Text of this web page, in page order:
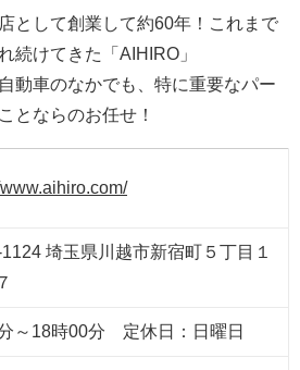
として創業して約60年！これまで
続けてきた「AIHIRO」
動車のなかでも、特に重要なパー
とならのお任せ！
埼玉県川越市新宿町５丁目１
～18時00分 定休日：日曜日